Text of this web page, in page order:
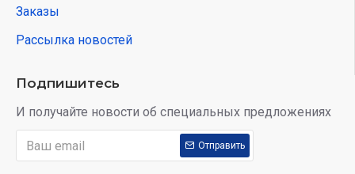
Заказы
Рассылка новостей
Подпишитесь
И получайте новости об специальных предложениях
Отправить